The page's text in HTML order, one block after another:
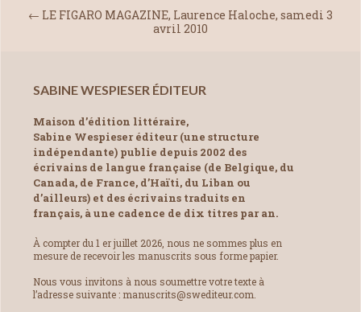
← LE FIGARO MAGAZINE, Laurence Haloche, samedi 3
avril 2010
SABINE WESPIESER ÉDITEUR
Maison d’édition littéraire,
Sabine Wespieser éditeur (une structure
indépendante) publie depuis 2002 des
écrivains de langue française (de Belgique, du
Canada, de France, d’Haïti, du Liban ou
d’ailleurs) et des écrivains traduits en
français, à une cadence de dix titres par an.
À compter du 1 er juillet 2026, nous ne sommes plus en
mesure de recevoir les manuscrits sous forme papier.
Nous vous invitons à nous soumettre votre texte à
l’adresse suivante : manuscrits@swediteur.com.